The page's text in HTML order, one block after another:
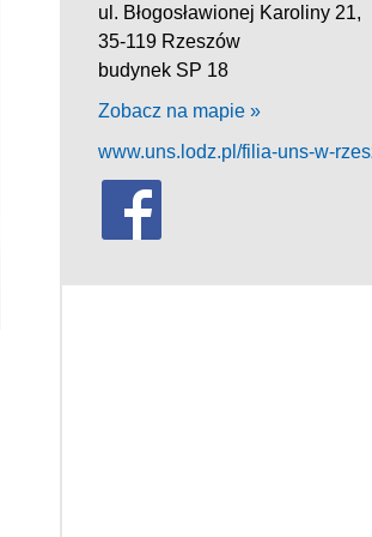
ul. Błogosławionej Karoliny 21,
35-119 Rzeszów
budynek SP 18
Zobacz na mapie »
www.uns.lodz.pl/filia-uns-w-